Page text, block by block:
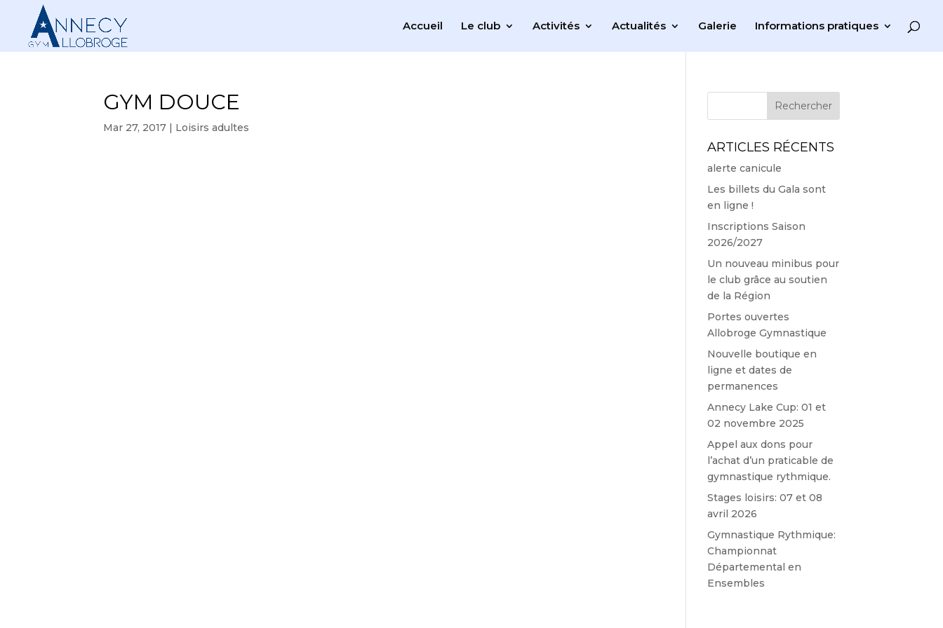
Accueil Le club Activités Actualités Galerie Informations pratiques
GYM DOUCE
Mar 27, 2017 | Loisirs adultes
ARTICLES RÉCENTS
alerte canicule
Les billets du Gala sont
en ligne !
Inscriptions Saison
2026/2027
Un nouveau minibus pour
le club grâce au soutien
de la Région
Portes ouvertes
Allobroge Gymnastique
Nouvelle boutique en
ligne et dates de
permanences
Annecy Lake Cup: 01 et
02 novembre 2025
Appel aux dons pour
l’achat d’un praticable de
gymnastique rythmique.
Stages loisirs: 07 et 08
avril 2026
Gymnastique Rythmique:
Championnat
Départemental en
Ensembles